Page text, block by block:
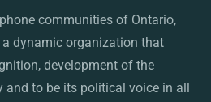
communities of Ontario,
dynamic organization that
development of the
and to be its political voice in all